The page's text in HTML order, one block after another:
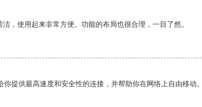
，使用起来非常方便。功能的布局也很合理，一目了然。
提供最高速度和安全性的连接，并帮助你在网络上自由移动。